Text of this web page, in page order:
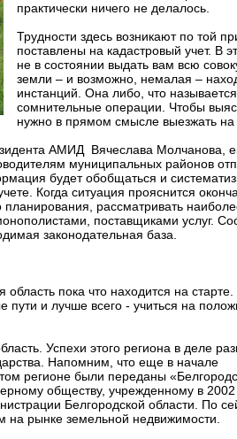
практически ничего не делалось.
Трудности здесь возникают по той
поставлены на кадастровый учет. В
не в состоянии выдать вам всю
земли – и возможно, немалая –
инстанций. Она либо, что
сомнительные операции. Чтобы
нужно в прямом смысле выезжать на
АМИД Вячеслава Молчанова,
муниципальных районов
будет обобщаться и
Когда ситуация прояснится
рассматривать
поставщиками услуг.
законодательная база.
пока что находится на
пути и лучше всего - учиться на
Успехи этого региона в деле
Напомним, что еще в начале
регионе были переданы
обществу, учрежденному в 2002
Белгородской области. По
рынке земельной недвижимости.